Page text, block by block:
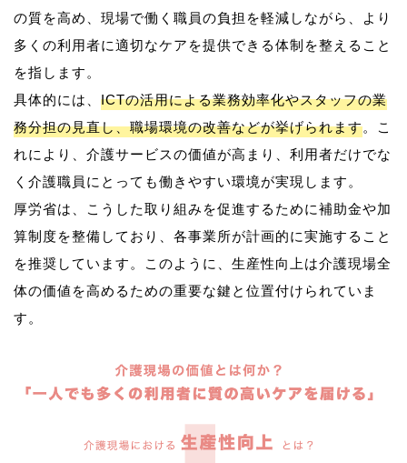
の質を高め、現場で働く職員の負担を軽減しながら、より
多くの利用者に適切なケアを提供できる体制を整えること
を指します。
具体的には、 ICTの活用による業務効率化やスタッフの業
務分担の見直し、職場環境の改善などが挙げられます。こ
れにより、介護サービスの価値が高まり、利用者だけでな
く介護職員にとっても働きやすい環境が実現します。
厚労省は、こうした取り組みを促進するために補助金や加
算制度を整備しており、各事業所が計画的に実施すること
を推奨しています。このように、生産性向上は介護現場全
体の価値を高めるための重要な鍵と位置付けられていま